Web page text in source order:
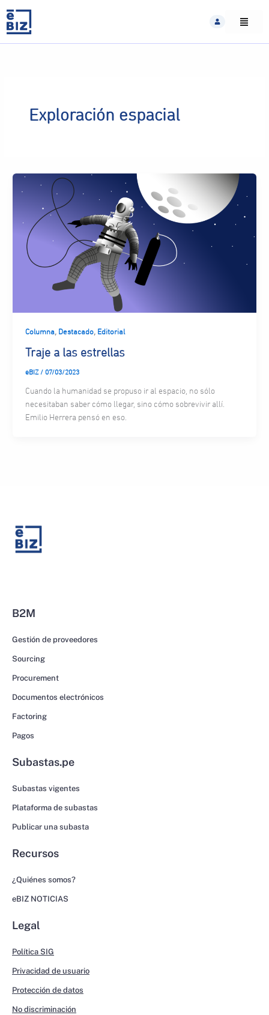
content
Exploración espacial
Columna, Destacado, Editorial
Traje a las estrellas
eBIZ / 07/03/2023
Cuando la humanidad se propuso ir al espacio, no sólo
necesitaban saber cómo llegar, sino cómo sobrevivir allí.
Emilio Herrera pensó en eso.
B2M
Gestión de proveedores
Sourcing
Procurement
Documentos electrónicos
Factoring
Pagos
Subastas.pe
Subastas vigentes
Plataforma de subastas
Publicar una subasta
Recursos
¿Quiénes somos?
eBIZ NOTICIAS
Legal
Política SIG
Privacidad de usuario
Protección de datos
No discriminación